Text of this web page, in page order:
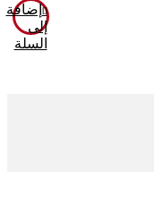
إضافة
إلى
السلة